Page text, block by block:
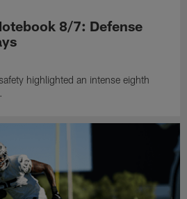
8/7: Defense
highlighted an intense eighth